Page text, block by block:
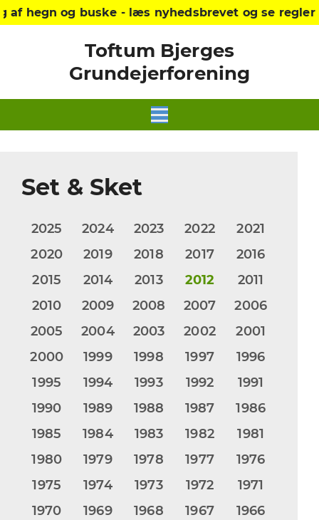
og buske - læs nyhedsbrevet og se reglerne
Toftum Bjerges
Grundejerforening
Set & Sket
2025 2024 2023 2022
2021
2020
2019 2018 2017
2016
2015
2014 2013 2012
2011
2010
2009 2008 2007
2006
2005
2004 2003 2002
2001
2000
1999 1998 1997
1996
1995
1994 1993 1992
1991
1990
1989 1988 1987
1986
1985
1984 1983 1982
1981
1980
1979 1978 1977
1976
1975
1974 1973 1972
1971
1970
1969 1968 1967
1966